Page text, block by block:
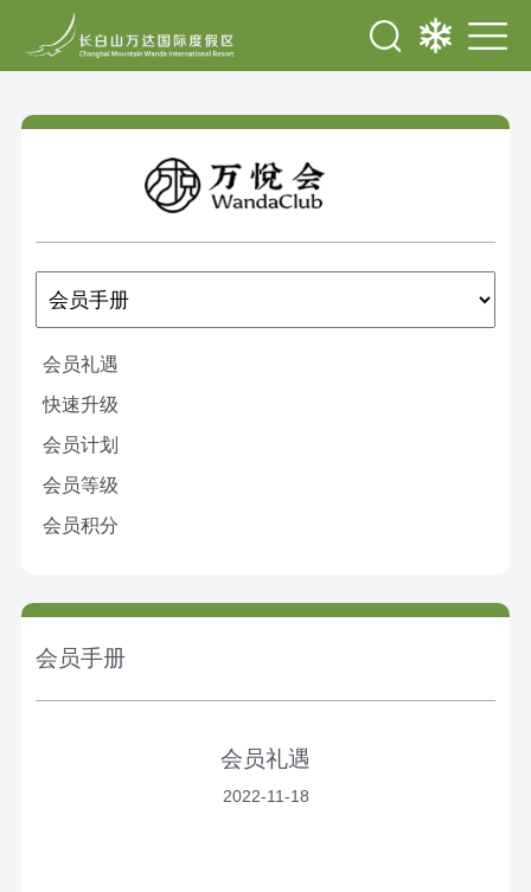
会员礼遇
快速升级
会员计划
会员等级
会员积分
会员手册
会员礼遇
2022-11-18